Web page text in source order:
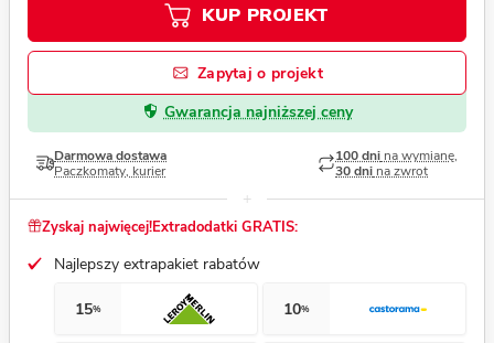
KUP PROJEKT
Zapytaj o projekt
Gwarancja najniższej ceny
Darmowa dostawa
Paczkomaty, kurier
100 dni na wymianę,
30 dni na zwrot
Zyskaj najwięcej!Extradodatki GRATIS:
Najlepszy extrapakiet rabatów
15% 10%